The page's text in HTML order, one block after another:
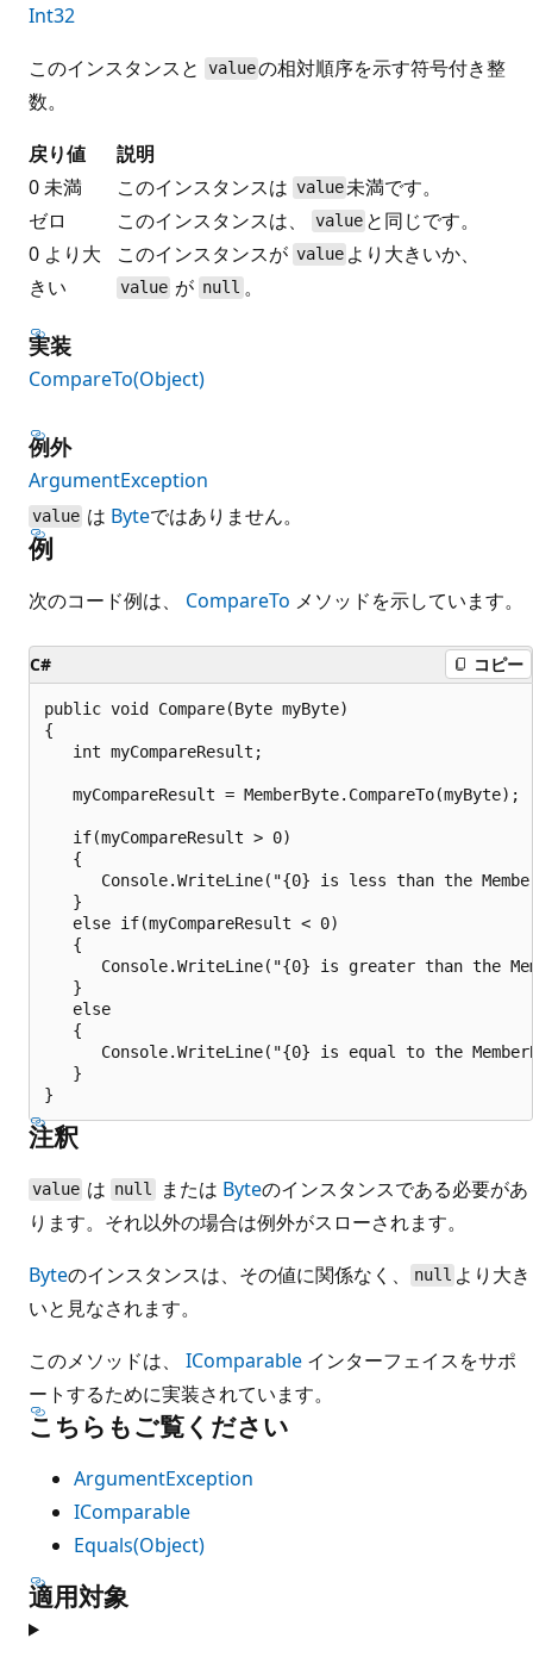
Int32
このインスタンスと
valueの相対順序を示す符号付き整
数。
戻り値
説明
0 未満
このインスタンスは value未満です。
ゼロ
このインスタンスは、 value と同じです。
0 より大
きい
このインスタンスが value より大きいか、
value が null 。
実装
CompareTo(Object)
例外
ArgumentException
value は Byteではありません。
例
次のコード例は、 CompareTo メソッドを示しています。
C# コピー
public void Compare(Byte myByte)
{
   int myCompareResult;
   myCompareResult = MemberByte.CompareTo(myByte);
   if(myCompareResult > 0)
   {
Console.WriteLine("{0} is less than the
   }
   else if(myCompareResult < 0)
   {
Console.WriteLine("{0} is greater than the
   }
   else
   {
Console.WriteLine("{0} is equal to the
   }
注釈
value は null または Byteのインスタンスである必要があ
ります。それ以外の場合は例外がスローされます。
Byteのインスタンスは、その値に関係なく、 null より大き
いと見なされます。
このメソッドは、 IComparable インターフェイスをサポ
ートするために実装されています。
こちらもご覧ください
ArgumentException
IComparable
Equals(Object)
適用対象